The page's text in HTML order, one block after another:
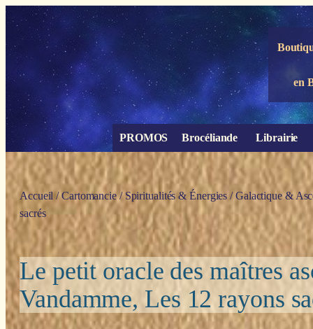
Panneau de gestion des cookies
en
PROMOS Brocéliande Librairie
Accueil /Cartomancie/Spiritualités & Énergies /Galactique &
sacrés
Le petit oracle des maîtres
Vandamme, Les 12 rayons